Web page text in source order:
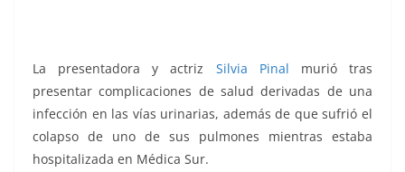
La presentadora y actriz Silvia Pinal murió tras
presentar complicaciones de salud derivadas de una
infección en las vías urinarias, además de que sufrió el
colapso de uno de sus pulmones mientras estaba
hospitalizada en Médica Sur.